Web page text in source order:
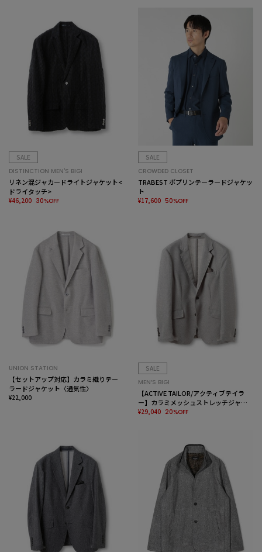
SALE
DISTINCTION MEN'S BIGI
リネン混ジャカードライトジャケット<
ドライタッチ>
¥46,200 30%OFF
SALE
CROWDED CLOSET
TRABEST ポプリンテーラードジャケッ
ト
¥17,600 50%OFF
UNION STATION
【セットアップ対応】カラミ織りテー
ラードジャケット〈通気性〉
¥22,000
SALE
MEN’S BIGI
【ACTIVE TAILOR/アクティブテイラ
ー】カラミメッシュストレッチジャケ
ット<ストレッチ><通気性>
¥29,040 20%OFF